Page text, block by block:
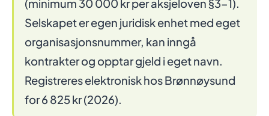
(minimum 30 000 kr per aksjeloven §3-1).
Selskapet er egen juridisk enhet med eget
organisasjonsnummer, kan inngå
kontrakter og opptar gjeld i eget navn.
Registreres elektronisk hos Brønnøysund
for 6 825 kr (2026).